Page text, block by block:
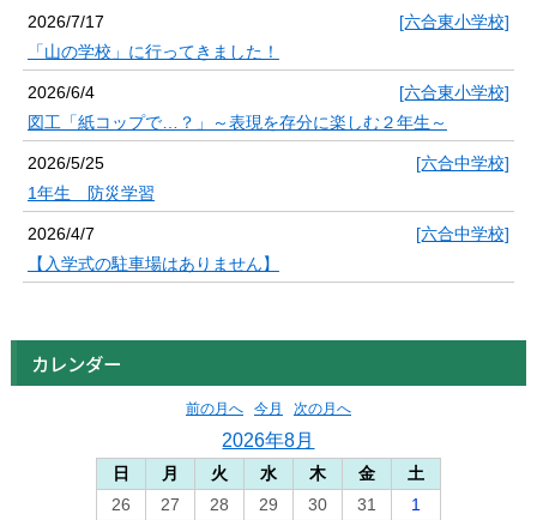
2026/7/17
[六合東小学校]
「山の学校」に行ってきました！
2026/6/4
[六合東小学校]
図工「紙コップで…？」～表現を存分に楽しむ２年生～
2026/5/25
[六合中学校]
1年生 防災学習
2026/4/7
[六合中学校]
【入学式の駐車場はありません】
カレンダー
前の月へ 今月 次の月へ
2026年8月
日 月 火 水 木 金
土
26
27 28 29 30 31
1